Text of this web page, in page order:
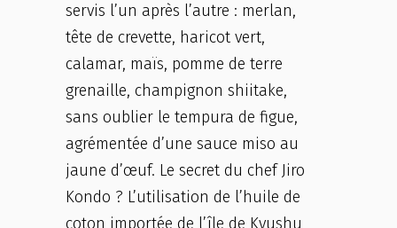
servis l’un après l’autre : merlan,
tête de crevette, haricot vert,
calamar, maïs, pomme de terre
grenaille, champignon shiitake,
sans oublier le tempura de figue,
agrémentée d’une sauce miso au
jaune d’œuf. Le secret du chef Jiro
Kondo ? L’utilisation de l’huile de
coton importée de l’île de Kyushu